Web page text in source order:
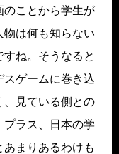
のことから学生が
物は何も知らない
ね。そうなると
スゲームに巻き込
見ている側との
ラス、日本の学
まりあるわけも